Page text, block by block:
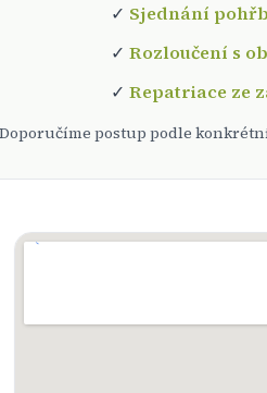
✓ Sjednání
✓ Rozloučení s
✓ Repatriace ze
postup podle